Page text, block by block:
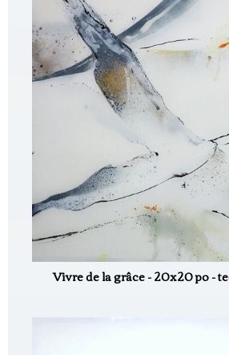
Vivre de la grâce - 20x20 po -